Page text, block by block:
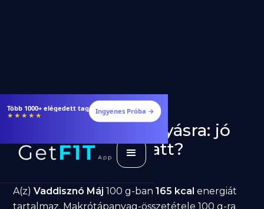
Több 1000+ elégedett tag
★★★★★ Ingyenes Próba →
Vaddisznó Máj fogyásra: jó
választás diéta alatt?
A(z)Vaddisznó Máj 100 g-ban165 kcal energiát
tartalmaz. Makrótápanyag-összetétele 100 g-ra